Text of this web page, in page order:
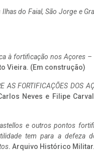
do Faial, São Jorge e
à fortificação nos Açores
Vieira. (Em construção)
AS FORTIFICAÇÕES DOS
Neves e Filipe
e outros pontos
tem para a defeza
. Arquivo Histórico Militar.